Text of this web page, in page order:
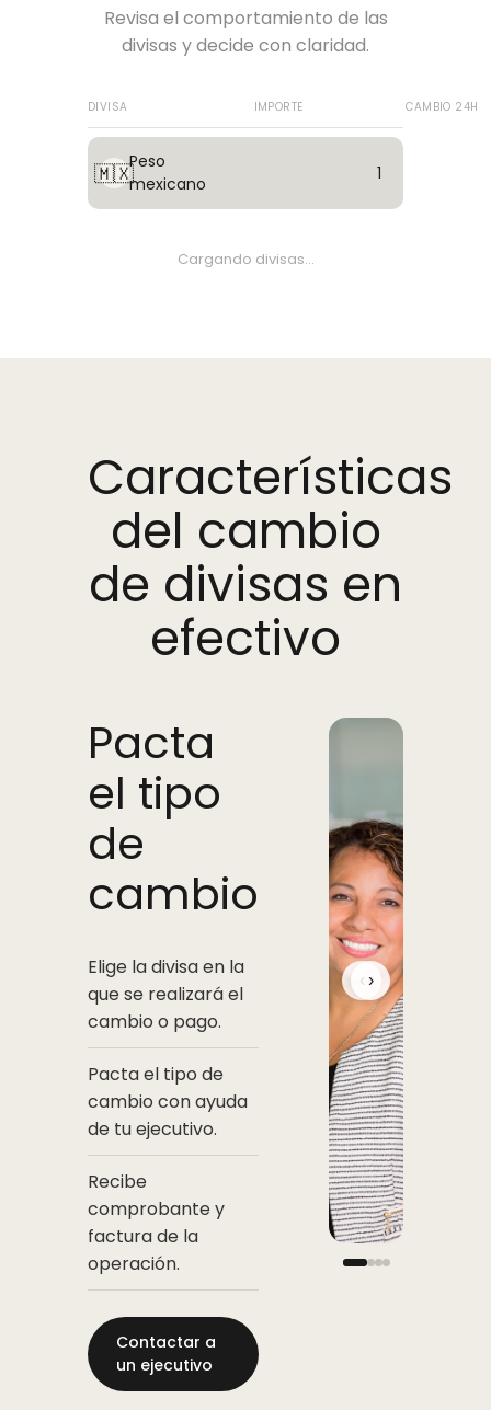
Revisa el comportamiento de las
divisas y decide con claridad.
DIVISA IMPORTE CAMBIO 24H
🇲🇽Peso
mexicano
1
Cargando divisas...
Características
del cambio
de divisas en
efectivo
‹ ›
Pacta
el tipo
de
cambio
Elige la divisa en la
que se realizará el
cambio o pago.
Pacta el tipo de
cambio con ayuda
de tu ejecutivo.
Recibe
comprobante y
factura de la
operación.
Contactar a
un ejecutivo